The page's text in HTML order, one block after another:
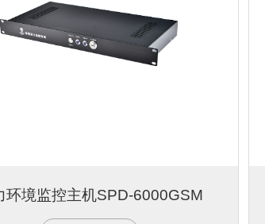
环境监控主机SPD-6000GSM